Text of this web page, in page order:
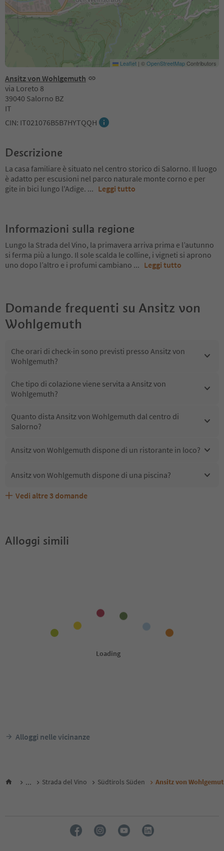
Ansitz von Wohlgemuth
via Loreto 8
39040 Salorno BZ
IT
CIN: IT021076B5B7HYTQQH
Leaflet | ©OpenStreetMapContributors
Descrizione
La casa familiare è situato nel centro storico di Salorno. Il luogo
è adatto per escusioni nel parco naturale monte corno e per
gite in bici lungo l'Adige. ... Leggi tutto
Informazioni sulla regione
Lungo la Strada del Vino, la primavera arriva prima e l’autunno
si ferma più a lungo. Il sole scalda le colline, i vigneti si aprono
uno dopo l’altro e i profumi cambiano ... Leggi tutto
Domande frequenti su Ansitz von
Wohlgemuth
Che orari di check-in sono previsti presso Ansitz von
Wohlgemuth?
Che tipo di colazione viene servita a Ansitz von
Wohlgemuth?
Quanto dista Ansitz von Wohlgemuth dal centro di
Salorno?
Ansitz von Wohlgemuth dispone di un ristorante in loco?
Ansitz von Wohlgemuth dispone di una piscina?
Ansitz von Wohlgemuth accetta animali domestici?
Quali servizi/attività sono disponibili presso Ansitz von
Gli ospiti di Ansitz von Wohlgemuth ricevono l'Alto Adige
Vedi altre 3 domande
Alloggi simili
Alloggi nelle vicinanze
... Strada del Vino Südtirols Süden Ansitz von